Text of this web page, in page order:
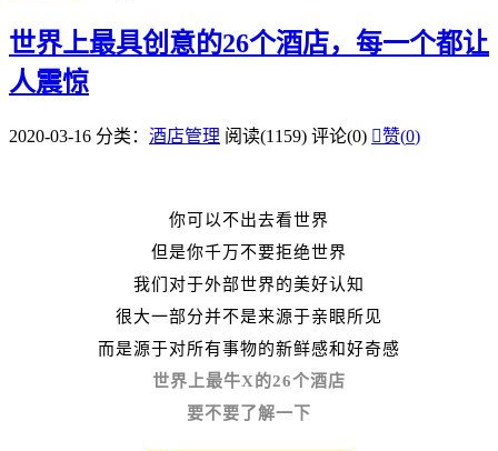
世界上最具创意的26个酒店，每一个都让
人震惊
2020-03-16 分类： 酒店管理 阅读(1159) 评论(0) 赞(0)
你可以不出去看世界
但是你千万不要拒绝世界
我们对于外部世界的美好认知
很大一部分并不是来源于亲眼所见
而是源于对所有事物的新鲜感和好奇感
世界上最牛X的26个酒店
要不要了解一下